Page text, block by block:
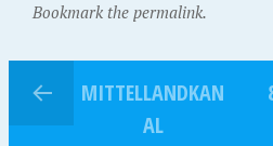
Bookmark the permalink.
MITTELLANDKAN
AL